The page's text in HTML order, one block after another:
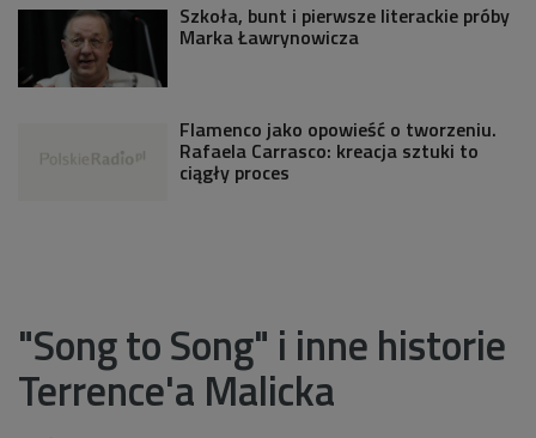
Szkoła, bunt i pierwsze literackie próby
Marka Ławrynowicza
Flamenco jako opowieść o tworzeniu.
Rafaela Carrasco: kreacja sztuki to
ciągły proces
"Song to Song" i inne historie
Terrence'a Malicka